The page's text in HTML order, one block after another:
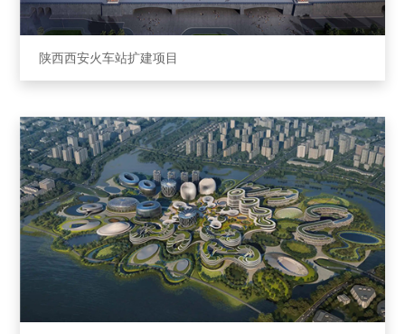
陕西西安⽕⻋站扩建项⽬